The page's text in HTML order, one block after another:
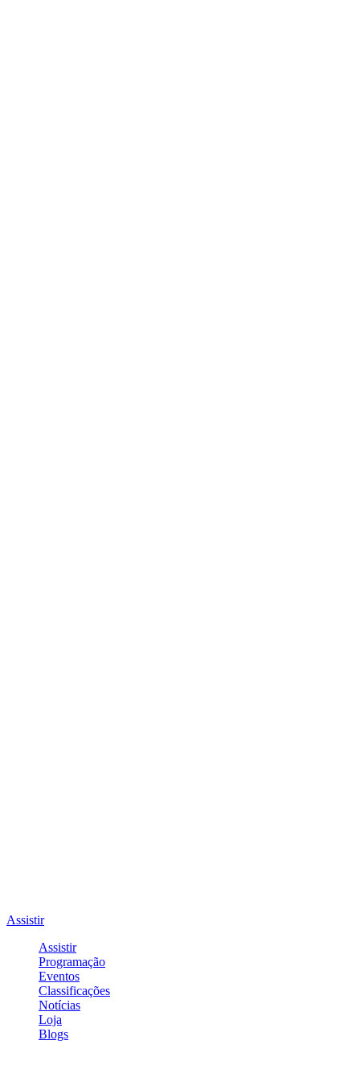
Assistir
Assistir
Programação
Eventos
Classificações
Notícias
Loja
Blogs